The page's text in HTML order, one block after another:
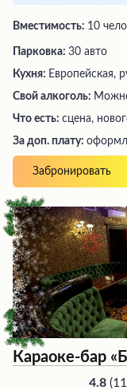
Вместимость: 10
Парковка: 30 авто
Кухня: Европейская,
Свой алкоголь:
Что есть: сцена,
За доп. плату:
Забронировать
Караоке-бар
4.8 (